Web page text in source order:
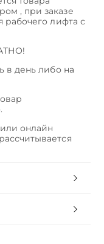
, при заказе
рабочего лифта с
в день либо на
онлайн